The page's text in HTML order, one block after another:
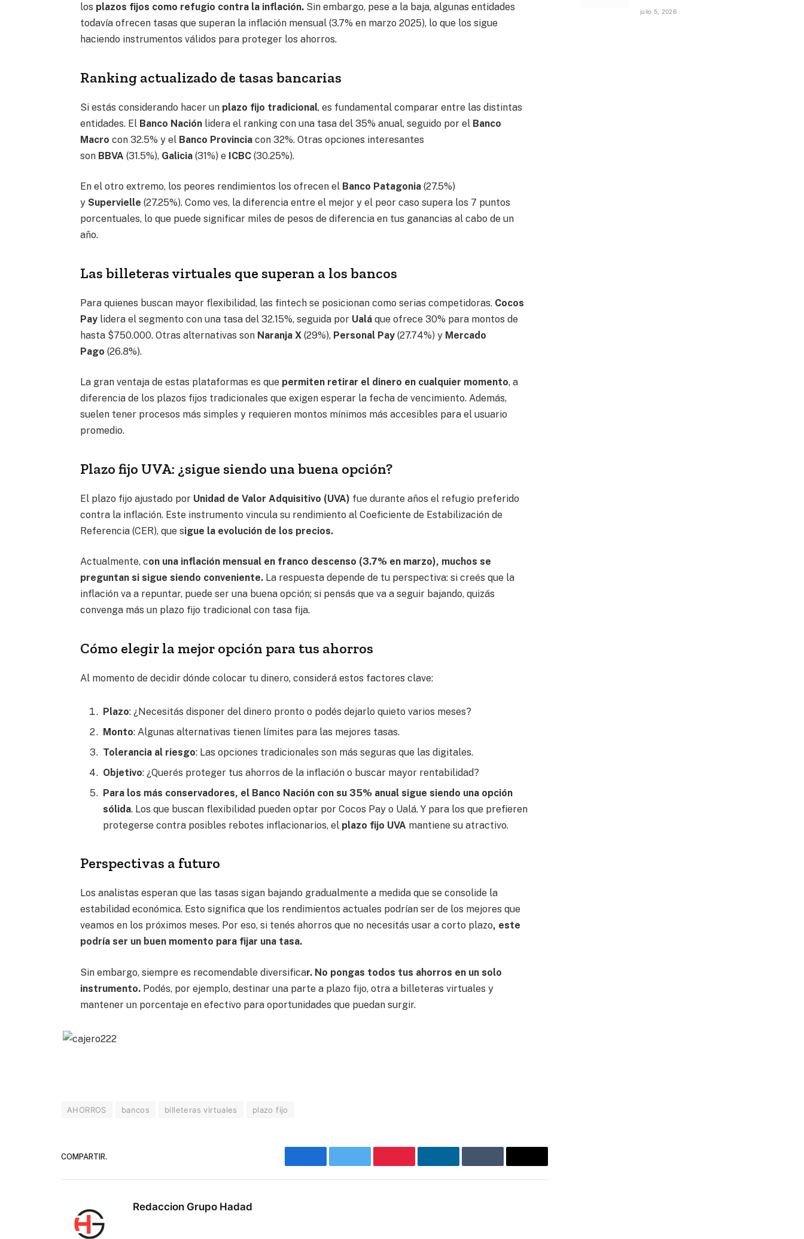
los plazos fijos como refugio contra la inflación. Sin embargo, pese a la baja, algunas entidades
todavía ofrecen tasas que superan la inflación mensual (3.7% en marzo 2025), lo que los sigue
haciendo instrumentos válidos para proteger los ahorros.
Ranking actualizado de tasas bancarias
Si estás considerando hacer un plazo fijo tradicional, es fundamental comparar entre las distintas
entidades. El Banco Nación lidera el ranking con una tasa del 35% anual, seguido por el Banco
Macro con 32.5% y el Banco Provincia con 32%. Otras opciones interesantes
son BBVA (31.5%), Galicia(31%) e ICBC (30.25%).
En el otro extremo, los peores rendimientos los ofrecen el Banco Patagonia(27.5%)
ySupervielle(27.25%). Como ves, la diferencia entre el mejor y el peor caso supera los 7 puntos
porcentuales, lo que puede significar miles de pesos de diferencia en tus ganancias al cabo de un
año.
Las billeteras virtuales que superan a los bancos
Para quienes buscan mayor flexibilidad, las fintech se posicionan como serias competidoras. Cocos
Pay lidera el segmento con una tasa del 32.15%, seguida por Ualáque ofrece 30% para montos de
hasta $750.000. Otras alternativas son Naranja X (29%), Personal Pay (27.74%) y Mercado
Pago (26.8%).
La gran ventaja de estas plataformas es que permiten retirar el dinero en cualquier momento, a
diferencia de los plazos fijos tradicionales que exigen esperar la fecha de vencimiento. Además,
suelen tener procesos más simples y requieren montos mínimos más accesibles para el usuario
promedio.
Plazo fijo UVA: ¿sigue siendo una buena opción?
El plazo fijo ajustado por Unidad de Valor Adquisitivo (UVA) fue durante años el refugio preferido
contra la inflación. Este instrumento vincula su rendimiento al Coeficiente de Estabilización de
Referencia (CER), que sigue la evolución de los precios.
Actualmente, con una inflación mensual en franco descenso (3.7% en marzo), muchos se
preguntan si sigue siendo conveniente. La respuesta depende de tu perspectiva: si creés que la
inflación va a repuntar, puede ser una buena opción; si pensás que va a seguir bajando, quizás
convenga más un plazo fijo tradicional con tasa fija.
Cómo elegir la mejor opción para tus ahorros
Al momento de decidir dónde colocar tu dinero, considerá estos factores clave:
Plazo: ¿Necesitás disponer del dinero pronto o podés dejarlo quieto varios meses?
Monto: Algunas alternativas tienen límites para las mejores tasas.
Tolerancia al riesgo: Las opciones tradicionales son más seguras que las digitales.
Objetivo: ¿Querés proteger tus ahorros de la inflación o buscar mayor rentabilidad?
Para los más conservadores, el Banco Nación con su 35% anual sigue siendo una opción
sólida. Los que buscan flexibilidad pueden optar por Cocos Pay o Ualá. Y para los que prefieren
protegerse contra posibles rebotes inflacionarios, el plazo fijo UVA mantiene su atractivo.
Perspectivas a futuro
Los analistas esperan que las tasas sigan bajando gradualmente a medida que se consolide la
estabilidad económica. Esto significa que los rendimientos actuales podrían ser de los mejores que
veamos en los próximos meses. Por eso, si tenés ahorros que no necesitás usar a corto plazo, este
podría ser un buen momento para fijar una tasa.
Sin embargo, siempre es recomendable diversificar. No pongas todos tus ahorros en un solo
instrumento. Podés, por ejemplo, destinar una parte a plazo fijo, otra a billeteras virtuales y
mantener un porcentaje en efectivo para oportunidades que puedan surgir.
AHORROS bancos billeteras virtuales plazo fijo
COMPARTIR.
FacebookTwitter PinterestLinkedInTumblr
Correo
Redaccion Grupo Hadad
julio 5, 2026